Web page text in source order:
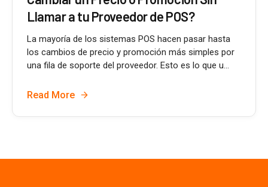
Llamar a tu Proveedor de POS?
La mayoría de los sistemas POS hacen pasar hasta
los cambios de precio y promoción más simples por
una fila de soporte del proveedor. Esto es lo que u...
Read More